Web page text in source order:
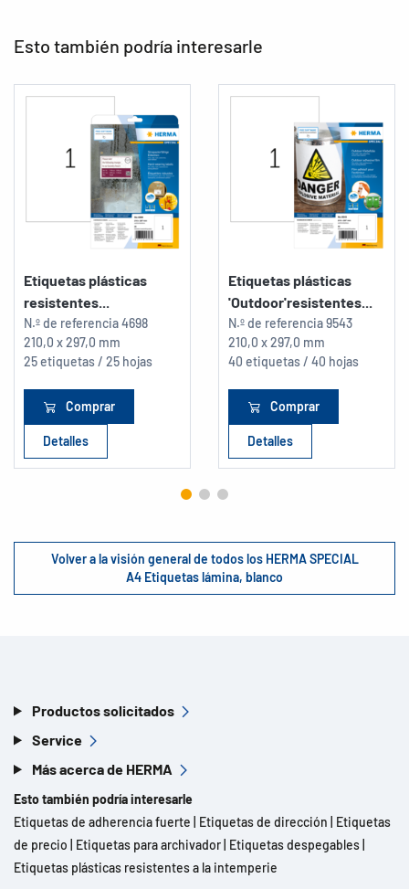
Esto también podría interesarle
Etiquetas plásticas
resistentes...
N.º de referencia4698
210,0 x 297,0 mm
25 etiquetas / 25 hojas
Comprar
Detalles
Etiquetas plásticas
'Outdoor'resistentes...
N.º de referencia9543
210,0 x 297,0 mm
40 etiquetas / 40 hojas
Comprar
Detalles
Volver a la visión general de todos los HERMA SPECIAL
A4 Etiquetas lámina, blanco
Productos solicitados
Service
Más acerca de HERMA
Esto también podría interesarle
Etiquetas de adherencia fuerte
Etiquetas de dirección
Etiquetas
de precio
Etiquetas para archivador Etiquetas despegables
Etiquetas plásticas resistentes a la intemperie